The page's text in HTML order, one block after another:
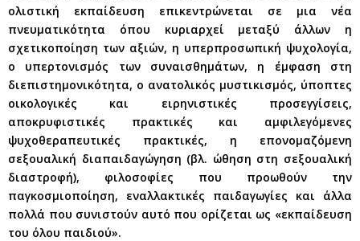
ολιστική εκπαίδευση επικεντρώνεται σε μια νέα
πνευματικότητα όπου κυριαρχεί μεταξύ άλλων η
σχετικοποίηση των αξιών, η υπερπροσωπική ψυχολογία,
ο υπερτονισμός των συναισθημάτων, η έμφαση στη
διεπιστημονικότητα, ο ανατολικός μυστικισμός, ύποπτες
οικολογικές και ειρηνιστικές προσεγγίσεις,
αποκρυφιστικές πρακτικές και αμφιλεγόμενες
ψυχοθεραπευτικές πρακτικές, η επονομαζόμενη
σεξουαλική διαπαιδαγώγηση (βλ. ώθηση στη σεξουαλική
διαστροφή), φιλοσοφίες που προωθούν την
παγκοσμιοποίηση, εναλλακτικές παιδαγωγίες και άλλα
πολλά που συνιστούν αυτό που ορίζεται ως «εκπαίδευση
του όλου παιδιού».